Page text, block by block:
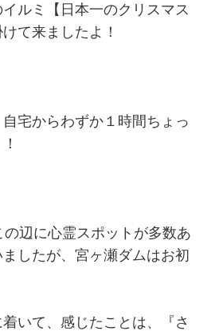
ルミ【日本一のクリスマス
て来ましたよ！
宅からわずか１時間ちょっ
辺に心霊スポットが多数あ
したが、宮ヶ瀬ダムはお初
いて、感じたことは、『さ